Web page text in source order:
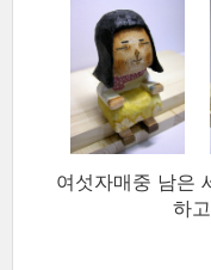
여섯자매중 남은
하